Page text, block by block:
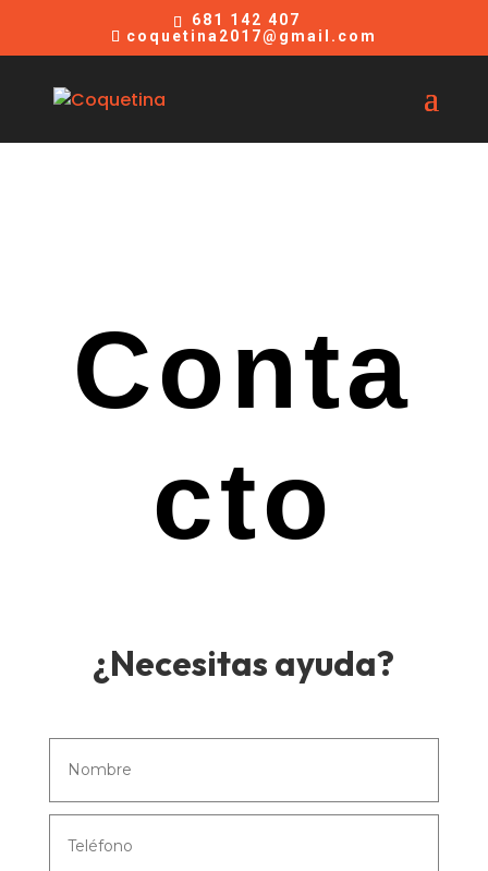
681 142 407
coquetina2017@gmail.com
Conta
cto
¿Necesitas ayuda?